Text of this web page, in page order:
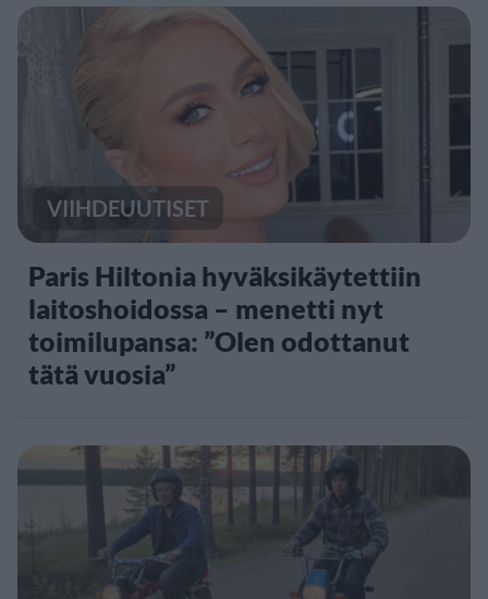
VIIHDEUUTISET
Paris Hiltonia hyväksikäytettiin
laitoshoidossa – menetti nyt
toimilupansa: ”Olen odottanut
tätä vuosia”